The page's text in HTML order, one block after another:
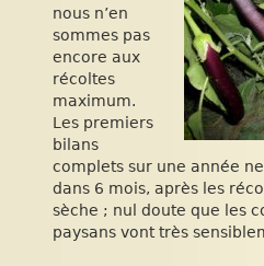
nous n’en
sommes pas
encore aux
récoltes
maximum.
Les premiers
bilans
complets sur une année
dans 6 mois, après les
sèche ; nul doute que les
paysans vont très